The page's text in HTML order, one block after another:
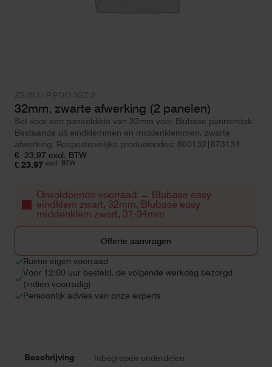
32mm, zwarte afwerking (2 panelen)
Set voor een paneeldikte van 32mm voor Blubase pannendak.
Bestaande uit eindklemmen en middenklemmen, zwarte
afwerking. Respectievelijke productcodes: 860132|873134
€ 23,97 excl. BTW
€ 23,97 excl. BTW
Onvoldoende voorraad → Blubase easy
eindklem zwart, 32mm, Blubase easy
middenklem zwart, 31-34mm
Offerte aanvragen
Ruime eigen voorraad
Voor 12:00 uur besteld, de volgende werkdag bezorgd
(indien voorradig)
Persoonlijk advies van onze experts
Beschrijving Inbegrepen onderdelen